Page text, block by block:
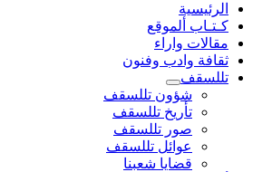
الرئيسية
كـتـاب ألموقع
مقالات واراء
ثقافة وادب وفنون
تللسقف
شؤون تللسقف
تأريخ تللسقف
صور تللسقف
عوائل تللسقف
قضايا شعبنا